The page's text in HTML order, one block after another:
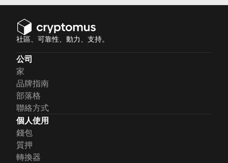
社區、可靠性、動力、支持。
公司
家
品牌指南
部落格
聯絡方式
個人使用
錢包
質押
轉換器